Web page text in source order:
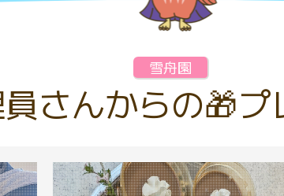
雪舟園
さんからの🎁プ